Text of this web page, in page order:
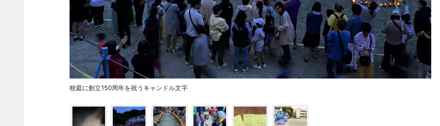
校庭に創立150周年を祝うキャンドル文字